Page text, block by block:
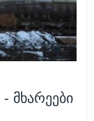
მხარეები